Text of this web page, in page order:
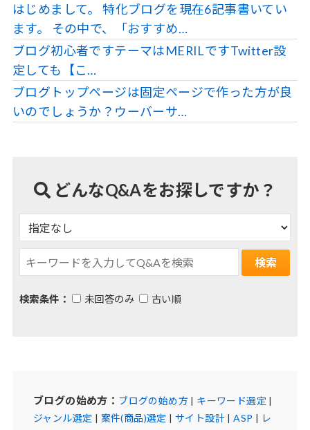
はじめまして。 特化ブログを現在6記事書いてい
ます。 その中で、「おすすめ…
ブログ初心者ですテーマはMERILですTwitter設
定しても【こ…
ブログトップページは固定ページで作った方が良
いのでしょうか？ウーバーサ…
どんなQ&Aをお探しですか？
検索条件： 未回答のみ 古い順
ブログの始め方： ブログの始め方| キーワード選定 |
ジャンル選定 | 案件(商品)選定 | サイト設計|ASP | レ